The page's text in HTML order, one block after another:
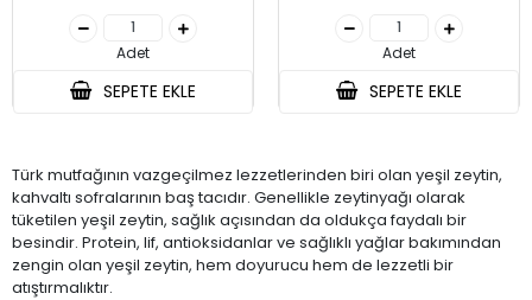
Adet
SEPETE EKLE
Adet
SEPETE EKLE
Türk mutfağının vazgeçilmez lezzetlerinden biri olan yeşil zeytin,
kahvaltı sofralarının baş tacıdır. Genellikle zeytinyağı olarak
tüketilen yeşil zeytin, sağlık açısından da oldukça faydalı bir
besindir. Protein, lif, antioksidanlar ve sağlıklı yağlar bakımından
zengin olan yeşil zeytin, hem doyurucu hem de lezzetli bir
atıştırmalıktır.